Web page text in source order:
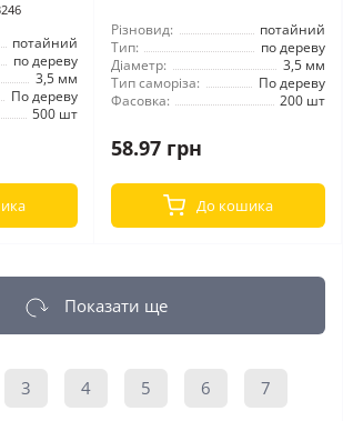
потайний
по дереву
3,5 мм
По дереву
500 шт
Різновид:
потайний
Тип:
по дереву
Діаметр:
3,5 мм
Тип саморіза:
По дереву
Фасовка:
200 шт
58.97 грн
До кошика
Показати ще
3 4 5 6 7